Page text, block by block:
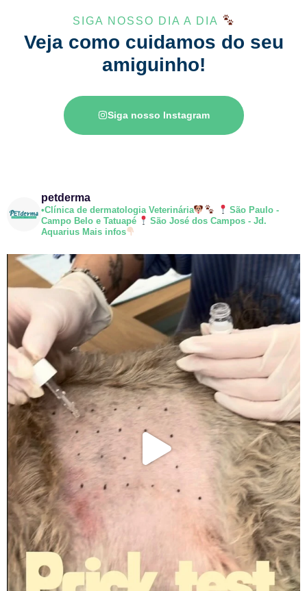
SIGA NOSSO DIA A DIA
Veja como cuidamos do seu
amiguinho!
Siga nosso Instagram
petderma
•Clínica de dermatologia Veterinária
São Paulo -
Campo Belo e Tatuapé
São José dos Campos - Jd.
Aquarius Mais infos